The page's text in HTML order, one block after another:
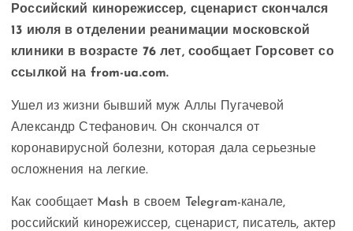
Российский кинорежиссер, сценарист скончался
13 июля в отделении реанимации московской
клиники в возрасте 76 лет, сообщает Горсовет со
ссылкой на from-ua.com.
Ушел из жизни бывший муж Аллы Пугачевой
Александр Стефанович. Он скончался от
коронавирусной болезни, которая дала серьезные
осложнения на легкие.
Как сообщает Mash в своем Telegram-канале,
российский кинорежиссер, сценарист, писатель, актер